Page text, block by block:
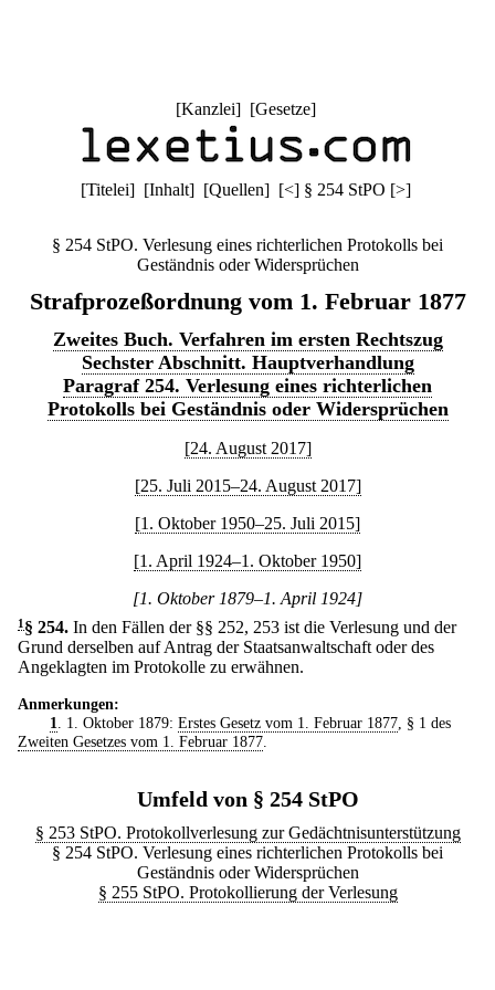
[Kanzlei] [Gesetze]
[Titelei] [Inhalt] [Quellen] [<] § 254 StPO [>]
§ 254 StPO. Verlesung eines richterlichen Protokolls bei
Geständnis oder Widersprüchen
Strafprozeßordnung vom 1. Februar 1877
Zweites Buch. Verfahren im ersten Rechtszug
Sechster Abschnitt. Hauptverhandlung
Paragraf 254. Verlesung eines richterlichen
Protokolls bei Geständnis oder Widersprüchen
[24. August 2017]
[25. Juli 2015–24. August 2017]
[1. Oktober 1950–25. Juli 2015]
[1. April 1924–1. Oktober 1950]
[1. Oktober 1879–1. April 1924]
1 § 254. In den Fällen der §§ 252, 253 ist die Verlesung und der
Grund derselben auf Antrag der Staatsanwaltschaft oder des
Angeklagten im Protokolle zu erwähnen.
Anmerkungen:
1
. 1. Oktober 1879: Erstes Gesetz vom 1. Februar 1877, § 1 des
Zweiten Gesetzes vom 1. Februar 1877
Umfeld von § 254 StPO
§ 253 StPO. Protokollverlesung zur Gedächtnisunterstützung
§ 254 StPO. Verlesung eines richterlichen Protokolls bei
Geständnis oder Widersprüchen
§ 255 StPO. Protokollierung der Verlesung